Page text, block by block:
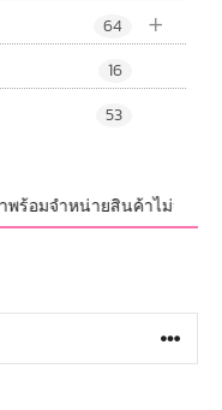
+
64
16
53
อมจำหน่ายสินค้าไม่จำกัด